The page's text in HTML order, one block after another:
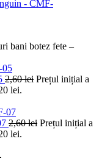
bani botez fete –
2,60lei Prețul inițial a
lei.
2,60lei Prețul inițial a
lei.